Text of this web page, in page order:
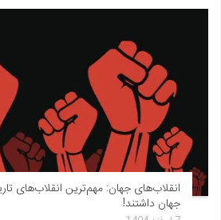
انقلاب‌های جهان: مهم‌ترین انقلاب‌های
جهان داشتند!